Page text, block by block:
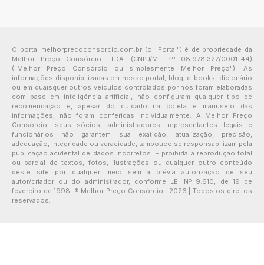
O portal melhorprecoconsorcio.com.br (o "Portal") é de propriedade da
Melhor Preço Consórcio LTDA. (CNPJ/MF nº 08.978.327/0001-44)
("Melhor Preço Consórcio ou simplesmente Melhor Preço"). As
informações disponibilizadas em nosso portal, blog, e-books, dicionário
ou em quaisquer outros veículos controlados por nós foram elaboradas
com base em inteligência artificial, não configuram qualquer tipo de
recomendação e, apesar do cuidado na coleta e manuseio das
informações, não foram conferidas individualmente. A Melhor Preço
Consórcio, seus sócios, administradores, representantes legais e
funcionários não garantem sua exatidão, atualização, precisão,
adequação, integridade ou veracidade, tampouco se responsabilizam pela
publicação acidental de dados incorretos. É proibida a reprodução total
ou parcial de textos, fotos, ilustrações ou qualquer outro conteúdo
deste site por qualquer meio sem a prévia autorização de seu
autor/criador ou do administrador, conforme LEI Nº 9.610, de 19 de
fevereiro de 1998. ® Melhor Preço Consórcio | 2026 | Todos os direitos
reservados.